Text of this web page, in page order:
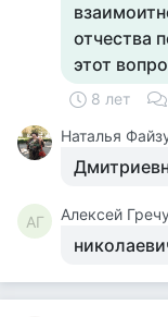
отчества
этот
8 лет
Наталья
АГ Алексей